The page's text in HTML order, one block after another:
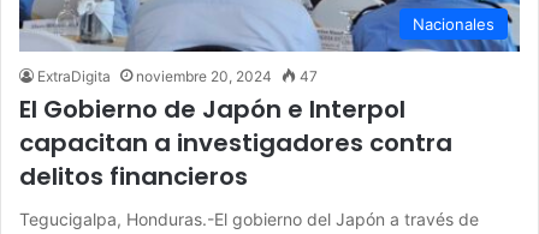
Nacionales
ExtraDigita noviembre 20, 2024 47
El Gobierno de Japón e Interpol
capacitan a investigadores contra
delitos financieros
Tegucigalpa, Honduras.-El gobierno del Japón a través de